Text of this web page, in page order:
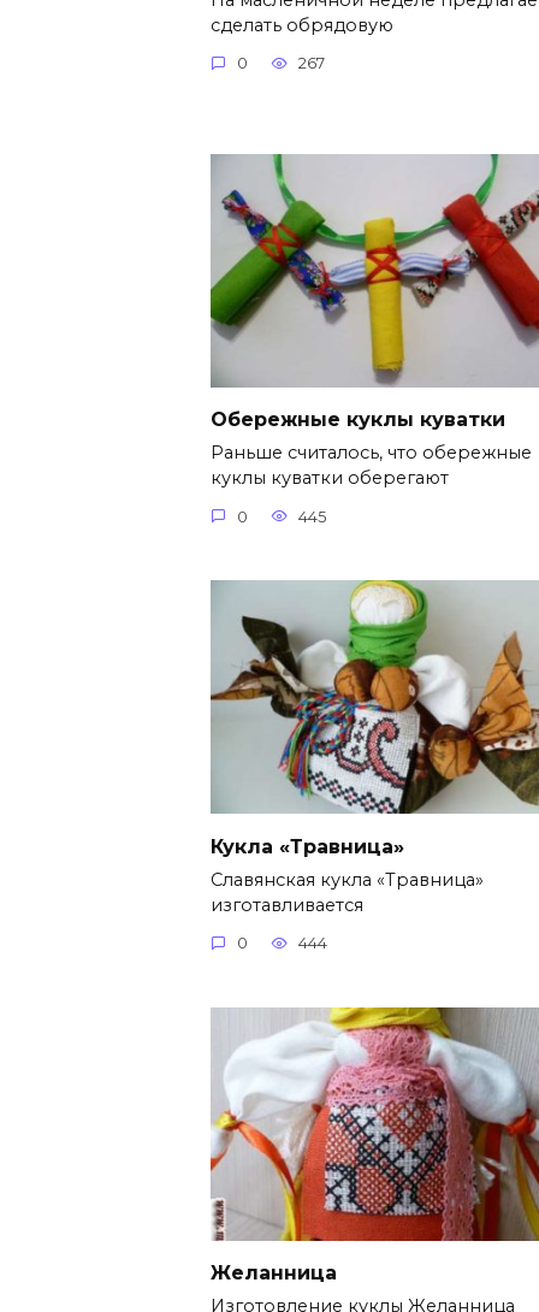
сделать обрядовую
0 267
Обережные куклы куватки
Раньше считалось, что обережные
куклы куватки оберегают
0 445
Кукла «Травница»
Славянская кукла «Травница»
изготавливается
0 444
Желанница
Изготовление куклы Желанница